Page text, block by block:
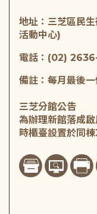
地址：三芝區民
活動中心)
電話：(02)
備註：每月最後
三芝分館公告
為辦理新館落成
時櫃臺設置於同